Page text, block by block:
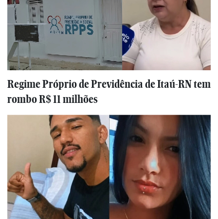
Regime Próprio de Previdência de Itaú-RN tem
rombo R$ 11 milhões